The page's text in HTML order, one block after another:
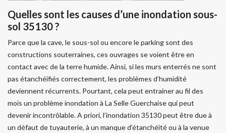
Quelles sont les causes d’une inondation sous-
sol 35130 ?
Parce que la cave, le sous-sol ou encore le parking sont des
constructions souterraines, ces ouvrages se voient être en
contact avec de la terre humide. Ainsi, si les murs enterrés ne sont
pas étanchéifiés correctement, les problèmes d’humidité
deviennent récurrents. Pourtant, cela peut entrainer au fil des
mois un problème inondation à La Selle Guerchaise qui peut
devenir incontrôlable. A priori, l’inondation 35130 peut être due à
un défaut de tuyauterie, à un manque d’étanchéité ou à la venue